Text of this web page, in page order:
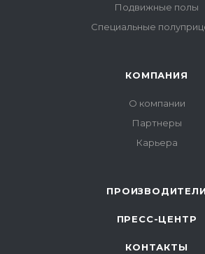
Подвижные полы
Специальные
КОМПАНИЯ
О компании
Партнеры
Карьера
ПРОИЗВОДИТЕЛИ
ПРЕСС-ЦЕНТР
КОНТАКТЫ